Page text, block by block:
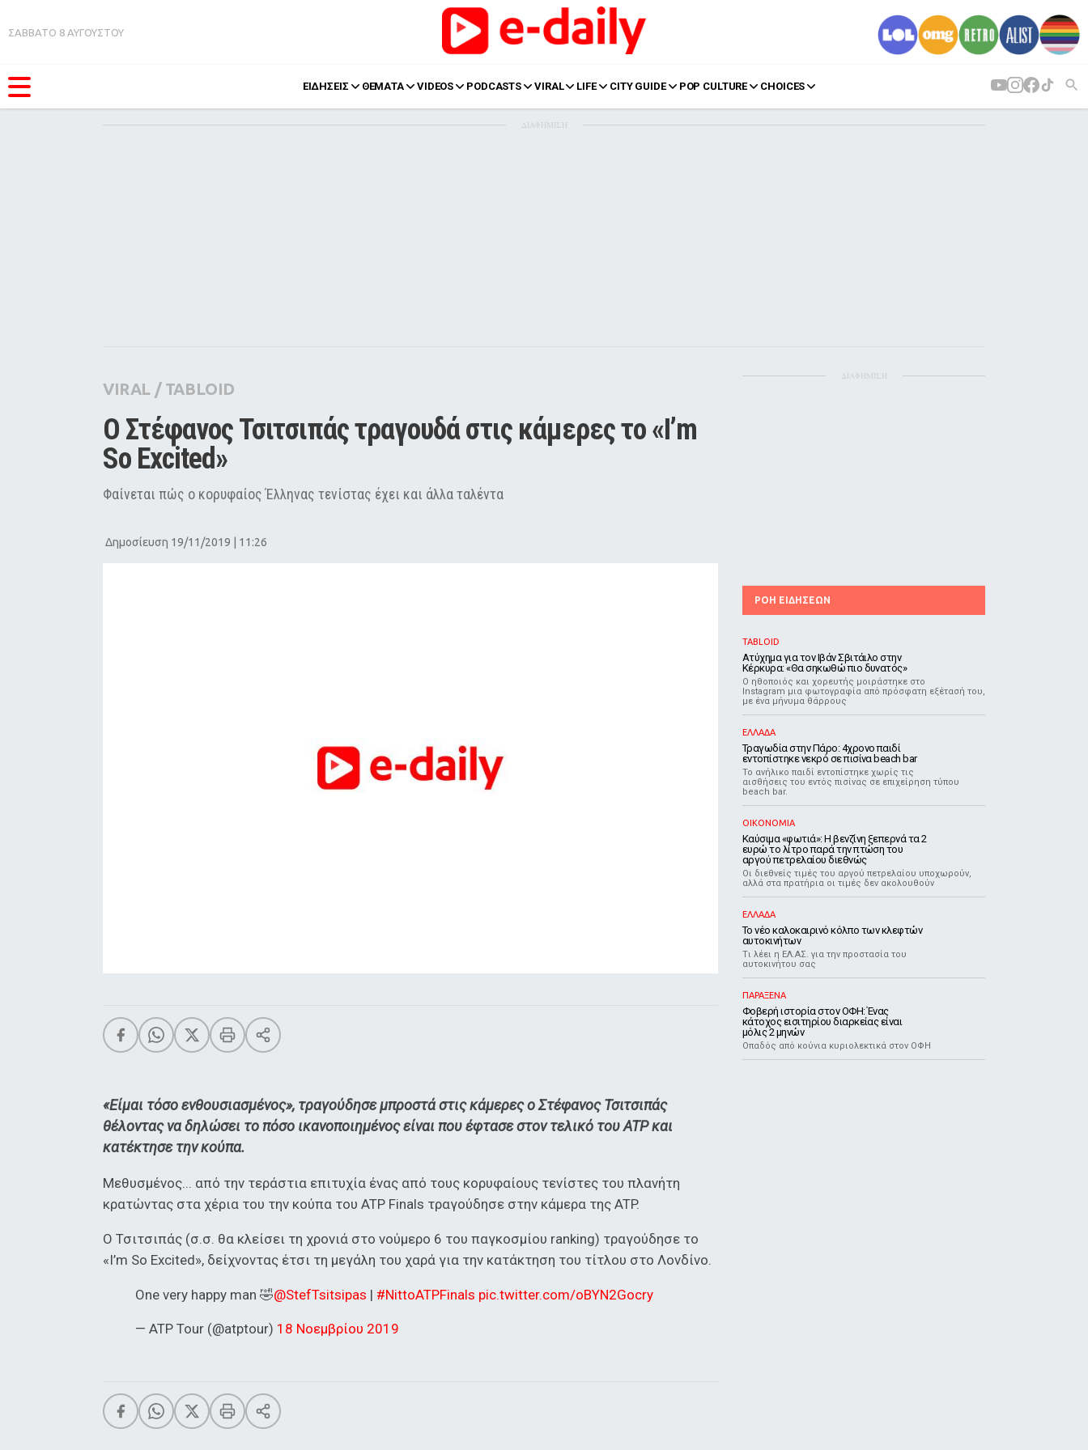
ΣΑΒΒΑΤΟ 8 ΑΥΓΟΥΣΤΟΥ
ΕΙΔΗΣΕΙΣ ΘΕΜΑΤΑ VIDEOS PODCASTS VIRAL LIFE CITY GUIDE POP CULTURE CHOICES
Pop Culture
Agenda
ΔΙΑΦΗΜΙΣΗ
VIRAL / TABLOID
O Στέφανος Τσιτσιπάς τραγουδά στις κάμερες το «I’m
So Excited»
Φαίνεται πώς ο κορυφαίος Έλληνας τενίστας έχει και άλλα ταλέντα
Δημοσίευση 19/11/2019 | 11:26
«Είμαι τόσο ενθουσιασμένος», τραγούδησε μπροστά στις κάμερες o Στέφανος Τσιτσιπάς
θέλοντας να δηλώσει το πόσο ικανοποιημένος είναι που έφτασε στον τελικό του ATP και
κατέκτησε την κούπα.
Μεθυσμένος... από την τεράστια επιτυχία ένας από τους κορυφαίους τενίστες του πλανήτη
κρατώντας στα χέρια του την κούπα του ATP Finals τραγούδησε στην κάμερα της ATP.
Ο Τσιτσιπάς (σ.σ. θα κλείσει τη χρονιά στο νούμερο 6 του παγκοσμίου ranking) τραγούδησε το
«I’m So Excited», δείχνοντας έτσι τη μεγάλη του χαρά για την κατάκτηση του τίτλου στο Λονδίνο.
One very happy man 🤣@StefTsitsipas | #NittoATPFinals pic.twitter.com/oBYN2Gocry
— ATP Tour (@atptour) 18 Νοεμβρίου 2019
ΔΙΑΦΗΜΙΣΗ
ΡΟΗ ΕΙΔΗΣΕΩΝ
TABLOID
Ατύχημα για τον Ιβάν Σβιτάιλο στην
Κέρκυρα: «Θα σηκωθώ πιο δυνατός»
Ο ηθοποιός και χορευτής μοιράστηκε στο
Instagram μια φωτογραφία από πρόσφατη εξέτασή του,
με ένα μήνυμα θάρρους
ΕΛΛΑΔΑ
Τραγωδία στην Πάρο: 4χρονο παιδί
εντοπίστηκε νεκρό σε πισίνα beach bar
Το ανήλικο παιδί εντοπίστηκε χωρίς τις
αισθήσεις του εντός πισίνας σε επιχείρηση τύπου
beach bar.
ΟΙΚΟΝΟΜΙΑ
Καύσιμα «φωτιά»: Η βενζίνη ξεπερνά τα 2
ευρώ το λίτρο παρά την πτώση του
αργού πετρελαίου διεθνώς
Οι διεθνείς τιμές του αργού πετρελαίου υποχωρούν,
αλλά στα πρατήρια οι τιμές δεν ακολουθούν
ΕΛΛΑΔΑ
Το νέο καλοκαιρινό κόλπο των κλεφτών
αυτοκινήτων
Tι λέει η ΕΛ.ΑΣ. για την προστασία του
αυτοκινήτου σας
ΠΑΡΑΞΕΝΑ
Φοβερή ιστορία στον ΟΦΗ: Ένας
κάτοχος εισιτηρίου διαρκείας είναι
μόλις 2 μηνών
Οπαδός από κούνια κυριολεκτικά στον ΟΦΗ